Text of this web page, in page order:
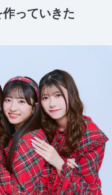
っていきた